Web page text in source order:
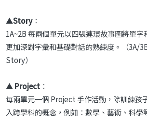
▲Story：
1A~2B 每兩個單元以四張連環故事圖將單字
更加深對字彙和基礎對話的熟練度。（3A/
Story）
▲ Project ：
每兩單元一個 Project 手作活動，除訓練孩
入跨學科的概念，例如：數學、藝術、科學